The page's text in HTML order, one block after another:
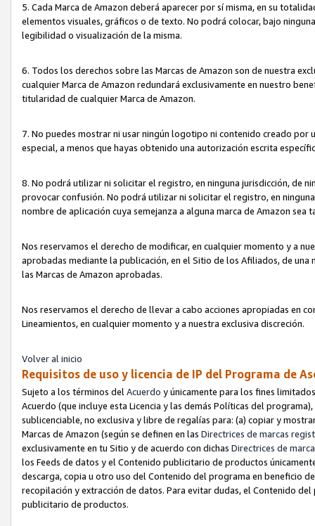
5. Cada Marca de Amazon deberá aparecer por sí misma, en su
elementos visuales, gráficos o de texto. No podrá colocar, bajo
legibilidad o visualización de la misma.
6. Todos los derechos sobre las Marcas de Amazon son de nuestra
cualquier Marca de Amazon redundará exclusivamente en nuestro
titularidad de cualquier Marca de Amazon.
7. No puedes mostrar ni usar ningún logotipo ni contenido creado por
especial, a menos que hayas obtenido una autorización escrita
8. No podrá utilizar ni solicitar el registro, en ninguna jurisdicción, de
provocar confusión. No podrá utilizar ni solicitar el registro, en
nombre de aplicación cuya semejanza a alguna marca de Amazon
Nos reservamos el derecho de modificar, en cualquier momento y a
aprobadas mediante la publicación, en el Sitio de los Afiliados, de
las Marcas de Amazon aprobadas.
Nos reservamos el derecho de llevar a cabo acciones apropiadas en
Lineamientos, en cualquier momento y a nuestra exclusiva discreción.
Volver al inicio
Requisitos de uso y licencia de IP del Programa de
Sujeto a los términos del Acuerdo y únicamente para los fines
Acuerdo (que incluye esta Licencia y las demás Políticas del
sublicenciable, no exclusiva y libre de regalías para: (a) copiar y
Marcas de Amazon (según se definen en las Directrices de marcas
exclusivamente en tu Sitio y de acuerdo con dichas Directrices de
los Feeds de datos y el Contenido publicitario de productos
descarga, copia u otro uso del Contenido del programa en beneficio
recopilación y extracción de datos. Para evitar dudas, el Contenido
publicitario de productos.